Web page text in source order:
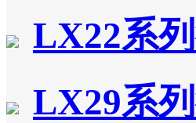
LX22系
LX29系